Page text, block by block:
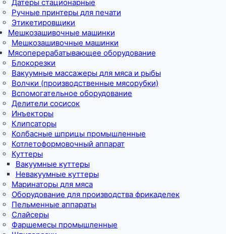
Датеры стационарные
Ручные принтеры для печати
Этикетировщики
Мешкозашивочные машинки
Мешкозашивочные машинки
Мясоперерабатывающее оборудование
Блокорезки
Вакуумные массажеры для мяса и рыбы
Волчки (производственные мясорубки)
Вспомогательное оборудование
Делители сосисок
Инъекторы
Клипсаторы
Колбасные шприцы промышленные
Котлетоформовочный аппарат
Куттеры
Вакуумные куттеры
Невакуумные куттеры
Маринаторы для мяса
Оборудование для производства фрикаделек
Пельменные аппараты
Слайсеры
Фаршемесы промышленные